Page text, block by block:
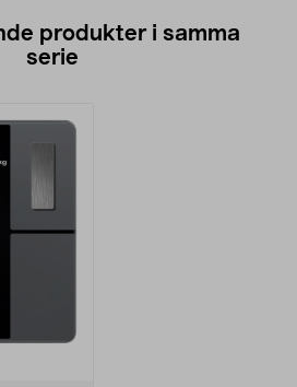
produkter i samma
serie